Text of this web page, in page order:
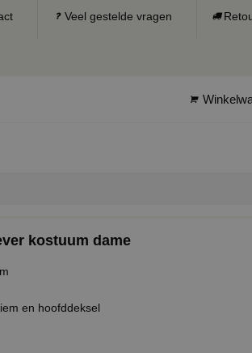
Veel gestelde vragen
kostuum dame
en hoofddeksel